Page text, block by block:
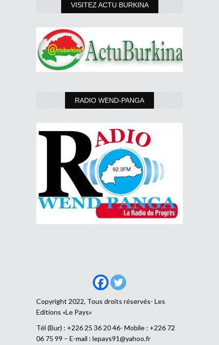
VISITEZ ACTU BURKINA
RADIO WEND-PANGA
Copyright 2022, Tous droits réservés- Les
Editions «Le Pays»
Tél (Bur) : +226 25 36 20 46- Mobile : +226 72
06 75 99 – E-mail : lepays91@yahoo.fr